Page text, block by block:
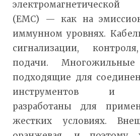
электромагнетической
(EMC) — как на
иммунном уровнях.
сигнализации,
подачи.
подходящие для
инструментов и
разработаны для
жестких условиях.